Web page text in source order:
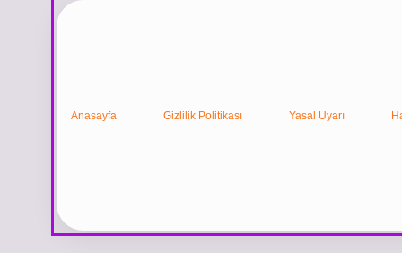
Anasayfa Gizlilik Politikası Yasal Uyarı